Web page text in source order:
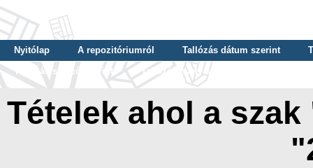
Nyitólap A repozitóriumról Tallózás dátum szerint
Tallózás szerző szerint
Tallózás nyelv szerint
Tételek ahol a